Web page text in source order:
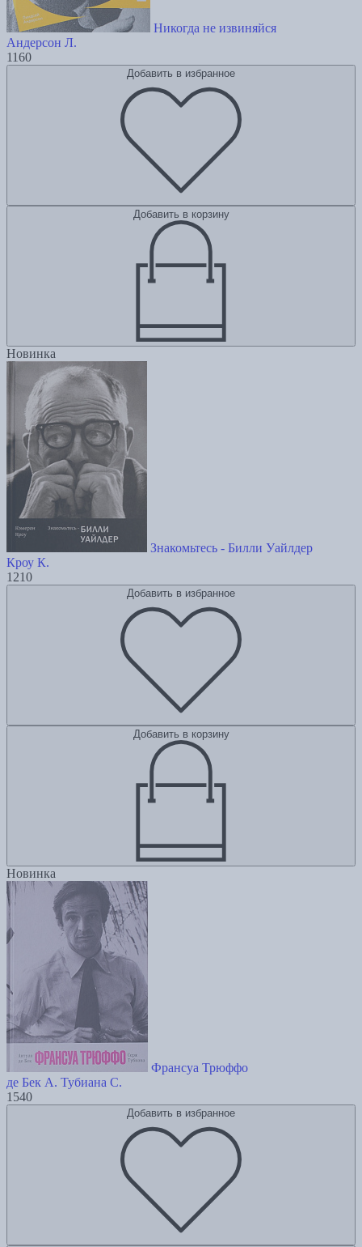
Никогда не извиняйся
Андерсон Л.
1160
Добавить в избранное
Добавить в корзину
Новинка
Знакомьтесь - Билли Уайлдер
Кроу К.
1210
Добавить в избранное
Добавить в корзину
Новинка
Франсуа Трюффо
де Бек А. Тубиана С.
1540
Добавить в избранное